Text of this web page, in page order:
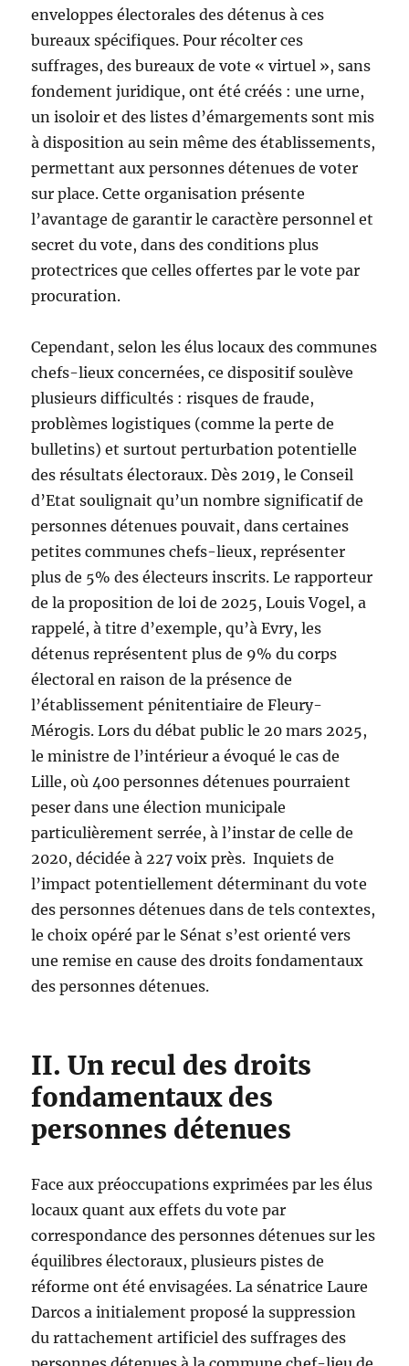
enveloppes électorales des détenus à ces
bureaux spécifiques. Pour récolter ces
suffrages, des bureaux de vote « virtuel », sans
fondement juridique, ont été créés : une urne,
un isoloir et des listes d’émargements sont mis
à disposition au sein même des établissements,
permettant aux personnes détenues de voter
sur place. Cette organisation présente
l’avantage de garantir le caractère personnel et
secret du vote, dans des conditions plus
protectrices que celles offertes par le vote par
procuration.
Cependant, selon les élus locaux des communes
chefs-lieux concernées, ce dispositif soulève
plusieurs difficultés : risques de fraude,
problèmes logistiques (comme la perte de
bulletins) et surtout perturbation potentielle
des résultats électoraux. Dès 2019, le Conseil
d’Etat soulignait qu’un nombre significatif de
personnes détenues pouvait, dans certaines
petites communes chefs-lieux, représenter
plus de 5% des électeurs inscrits. Le rapporteur
de la proposition de loi de 2025, Louis Vogel, a
rappelé, à titre d’exemple, qu’à Evry, les
détenus représentent plus de 9% du corps
électoral en raison de la présence de
l’établissement pénitentiaire de Fleury-
Mérogis. Lors du débat public le 20 mars 2025,
le ministre de l’intérieur a évoqué le cas de
Lille, où 400 personnes détenues pourraient
peser dans une élection municipale
particulièrement serrée, à l’instar de celle de
2020, décidée à 227 voix près. Inquiets de
l’impact potentiellement déterminant du vote
des personnes détenues dans de tels contextes,
le choix opéré par le Sénat s’est orienté vers
une remise en cause des droits fondamentaux
des personnes détenues.
II. Un recul des droits
fondamentaux des
personnes détenues
Face aux préoccupations exprimées par les élus
locaux quant aux effets du vote par
correspondance des personnes détenues sur les
équilibres électoraux, plusieurs pistes de
réforme ont été envisagées. La sénatrice Laure
Darcos a initialement proposé la suppression
du rattachement artificiel des suffrages des